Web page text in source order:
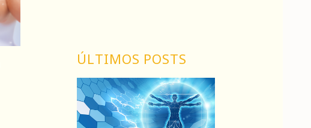
ÚLTIMOS POSTS